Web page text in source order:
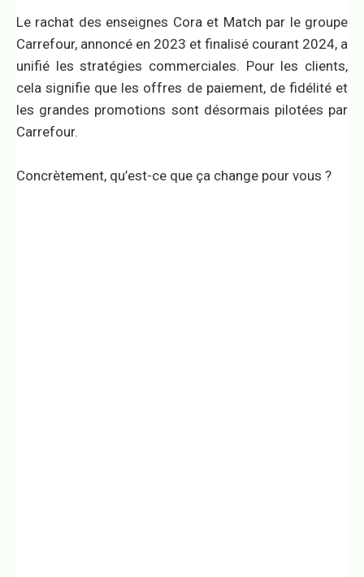
Le rachat des enseignes Cora et Match par le groupe
Carrefour, annoncé en 2023 et finalisé courant 2024, a
unifié les stratégies commerciales. Pour les clients,
cela signifie que les offres de paiement, de fidélité et
les grandes promotions sont désormais pilotées par
Carrefour.
Concrètement, qu’est-ce que ça change pour vous ?